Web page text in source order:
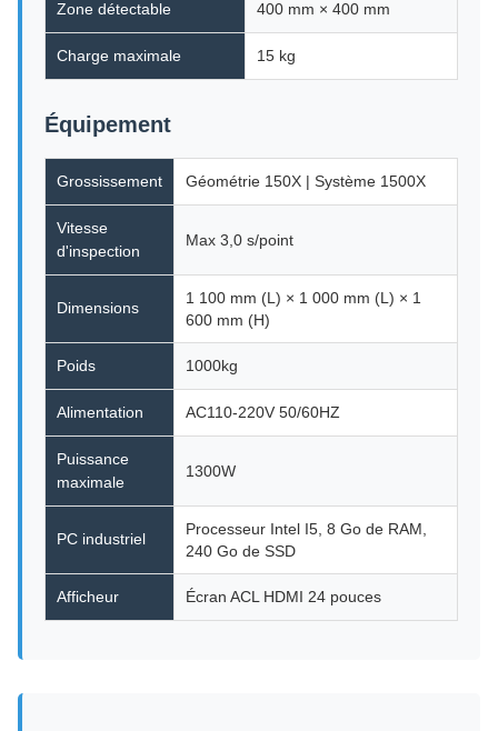
Zone détectable 400 mm × 400 mm
Charge maximale 15 kg
Équipement
Grossissement Géométrie 150X | Système 1500X
Vitesse
d'inspection
Max 3,0 s/point
Dimensions
1 100 mm (L) × 1 000 mm (L) × 1
600 mm (H)
Poids 1000kg
Alimentation AC110-220V 50/60HZ
Puissance
maximale
1300W
PC industriel
Processeur Intel I5, 8 Go de RAM,
240 Go de SSD
Afficheur Écran ACL HDMI 24 pouces